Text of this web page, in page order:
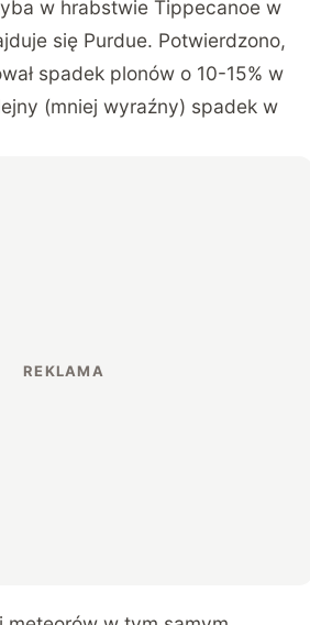
w hrabstwie Tippecanoe w
się Purdue. Potwierdzono,
spadek plonów o 10-15% w
(mniej wyraźny) spadek w